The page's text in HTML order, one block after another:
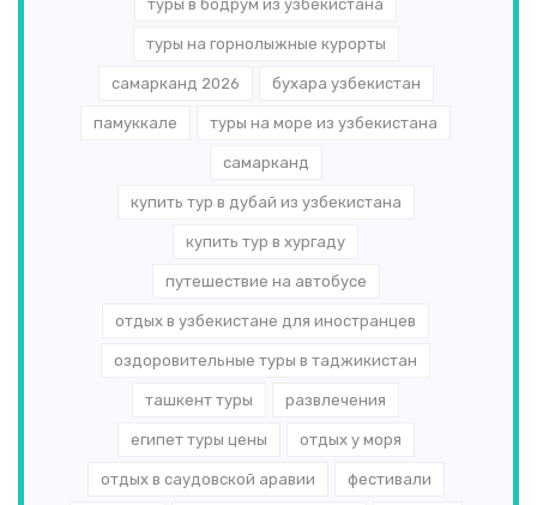
туры в бодрум из узбекистана
туры на горнолыжные курорты
самарканд 2026 бухара узбекистан
памуккале туры на море из узбекистана
самарканд
купить тур в дубай из узбекистана
купить тур в хургаду
путешествие на автобусе
отдых в узбекистане для иностранцев
оздоровительные туры в таджикистан
ташкент туры развлечения
египет туры цены отдых у моря
отдых в саудовской аравии фестивали